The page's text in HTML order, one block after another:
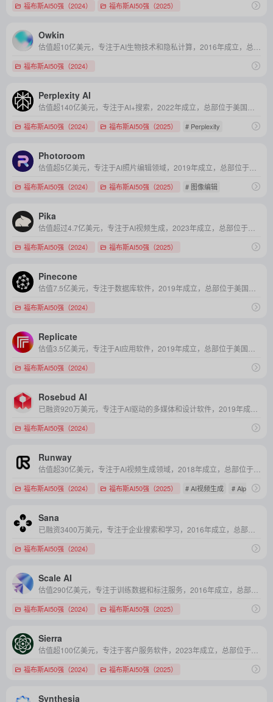
福布斯AI50强（2024） 福布斯AI50强（2025）
Owkin
福布斯AI50强（2024）
Perplexity AI
福布斯AI50强（2024） 福布斯AI50强（2025） # Perplexity
Photoroom
福布斯AI50强（2024） 福布斯AI50强（2025） # 图像编辑
Pika
福布斯AI50强（2024） 福布斯AI50强（2025）
Pinecone
福布斯AI50强（2024）
Replicate
福布斯AI50强（2024）
Rosebud AI
福布斯AI50强（2024）
Runway
福布斯AI50强（2024） 福布斯AI50强（2025） # AI视频生成 # Alpha
Sana
福布斯AI50强（2024）
Scale AI
福布斯AI50强（2024） 福布斯AI50强（2025）
Sierra
福布斯AI50强（2024） 福布斯AI50强（2025）
Synthesia